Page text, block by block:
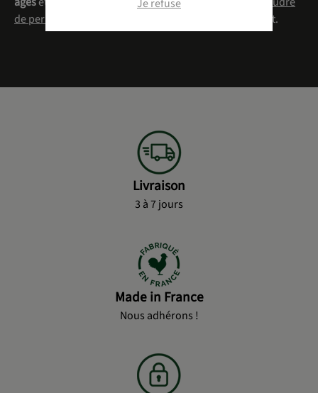
de perle en gélules
qui redonne à la peau tonus et éclat.
Livraison
3 à 7 jours
Made in France
Nous adhérons !
Je refuse